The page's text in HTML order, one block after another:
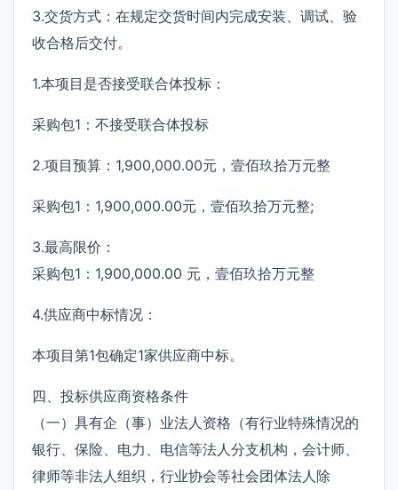
3.交货方式：在规定交货时间内完成安装、调试、验
收合格后交付。
1.本项目是否接受联合体投标：
采购包1：不接受联合体投标
2.项目预算：1,900,000.00元，壹佰玖拾万元整
采购包1：1,900,000.00元，壹佰玖拾万元整;
3.最高限价：
采购包1：1,900,000.00 元，壹佰玖拾万元整
4.供应商中标情况：
本项目第1包确定1家供应商中标。
四、投标供应商资格条件
（一）具有企（事）业法人资格（有行业特殊情况的
银行、保险、电力、电信等法人分支机构，会计师、
律师等非法人组织，行业协会等社会团体法人除